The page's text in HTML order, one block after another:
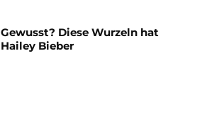
Gewusst? Diese Wurzeln hat
Hailey Bieber